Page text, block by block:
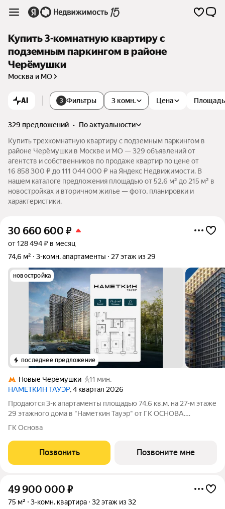
Купить 3-комнатную квартиру с
подземным паркингом в районе
Черёмушки
Москва и МО
AI 3 Фильтры 3 комн. Цена Площадь
329 предложений •
по актуальности
Купить трехкомнатную квартиру с подземным паркингом в
районе Черёмушки в Москве и МО — 329 объявлений от
агентств и собственников по продаже квартир по цене от
16 858 300 ₽ до 111 044 000 ₽ на Яндекс Недвижимости. В
нашем каталоге предложения площадью от 52,6 м² до 215 м² в
новостройках и вторичном жилье — фото, планировки и
характеристики.
30 660 600 ₽
от 128 494 ₽ в месяц
74,6 м²
3-комн. апартаменты 27 этаж из 29
новостройка
последнее предложение
Новые Черёмушки
11 мин.
НАМЕТКИН ТАУЭР, 4 квартал 2026
Продаются 3-к апартаменты площадью 74.6 кв.м. на 27-м этаже
29 этажного дома в "Наметкин Тауэр" от ГК ОСНОВА.
Наметкин Тауэр - комплекс бизнес-класса с премиальным
Западе Москвы. Архитектура от
ГК Основа
Позвонить Позвоните мне
49 900 000 ₽
75 м² 3-комн. квартира 32 этаж из 32